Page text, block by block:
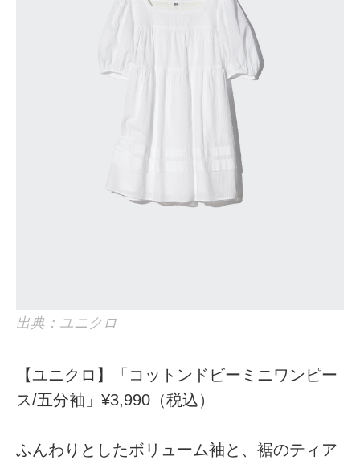
出典：ユニクロ
【ユニクロ】「コットンドビーミニワンピー
ス/五分袖」¥3,990（税込）
ふんわりとしたボリューム袖と、裾のティア